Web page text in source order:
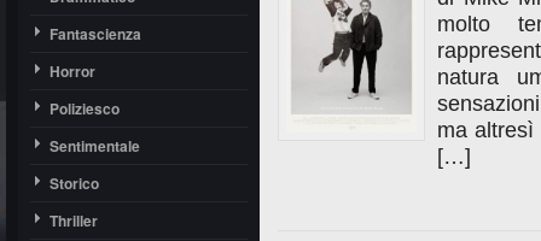
Fantascienza
Horror
Poliziesco
Sentimentale
Storico
Thriller
molto
natura
ma altresì
[…]